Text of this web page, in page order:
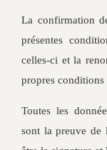
La confirmation
présentes
celles-ci et la
propres conditions
Toutes les
sont la preuve de